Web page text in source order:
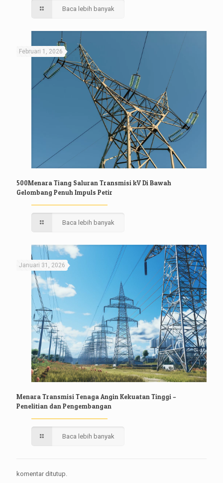
Baca lebih banyak
Februari 1, 2026
500Menara Tiang Saluran Transmisi kV Di Bawah
Gelombang Penuh Impuls Petir
Baca lebih banyak
Januari 31, 2026
Menara Transmisi Tenaga Angin Kekuatan Tinggi –
Penelitian dan Pengembangan
Baca lebih banyak
komentar ditutup.